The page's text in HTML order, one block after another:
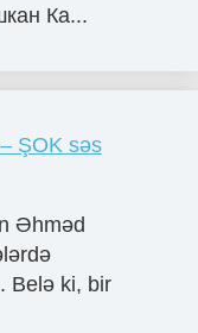
Ка...
ŞOK səs
Əhməd
Belə ki, bir